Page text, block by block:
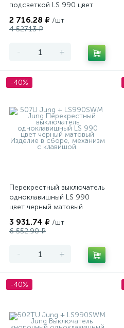
подсветкой LS 990 цвет
2 716.28 ₽ /шт
4 527.13 ₽
- +
-40%
Перекрестный выключатель
одноклавишный LS 990
цвет черный матовый
3 931.74 ₽ /шт
6 552.90 ₽
- +
-40%